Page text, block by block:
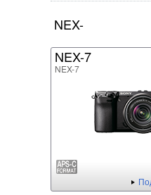
NEX-
NEX-7
NEX-7